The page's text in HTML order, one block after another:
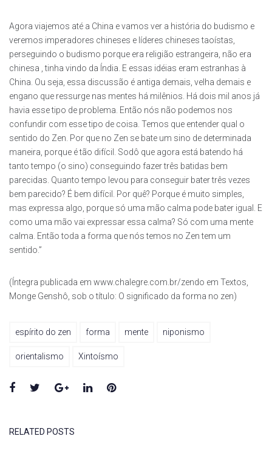
Agora viajemos até a China e vamos ver a história do budismo e
veremos imperadores chineses e líderes chineses taoístas,
perseguindo o budismo porque era religião estrangeira, não era
chinesa , tinha vindo da Índia. E essas idéias eram estranhas à
China. Ou seja, essa discussão é antiga demais, velha demais e
engano que ressurge nas mentes há milênios. Há dois mil anos já
havia esse tipo de problema. Então nós não podemos nos
confundir com esse tipo de coisa. Temos que entender qual o
sentido do Zen. Por que no Zen se bate um sino de determinada
maneira, porque é tão difícil. Sodô que agora está batendo há
tanto tempo (o sino) conseguindo fazer três batidas bem
parecidas. Quanto tempo levou para conseguir bater três vezes
bem parecido? É bem difícil. Por quê? Porque é muito simples,
mas expressa algo, porque só uma mão calma pode bater igual. E
como uma mão vai expressar essa calma? Só com uma mente
calma. Então toda a forma que nós temos no Zen tem um
sentido.”
(Íntegra publicada em www.chalegre.com.br/zendo em Textos,
Monge Genshô, sob o título: O significado da forma no zen)
espírito do zen forma mente niponismo
orientalismo Xintoísmo
Facebook
TwitterGoogle+LinkedInPinterest
RELATED POSTS